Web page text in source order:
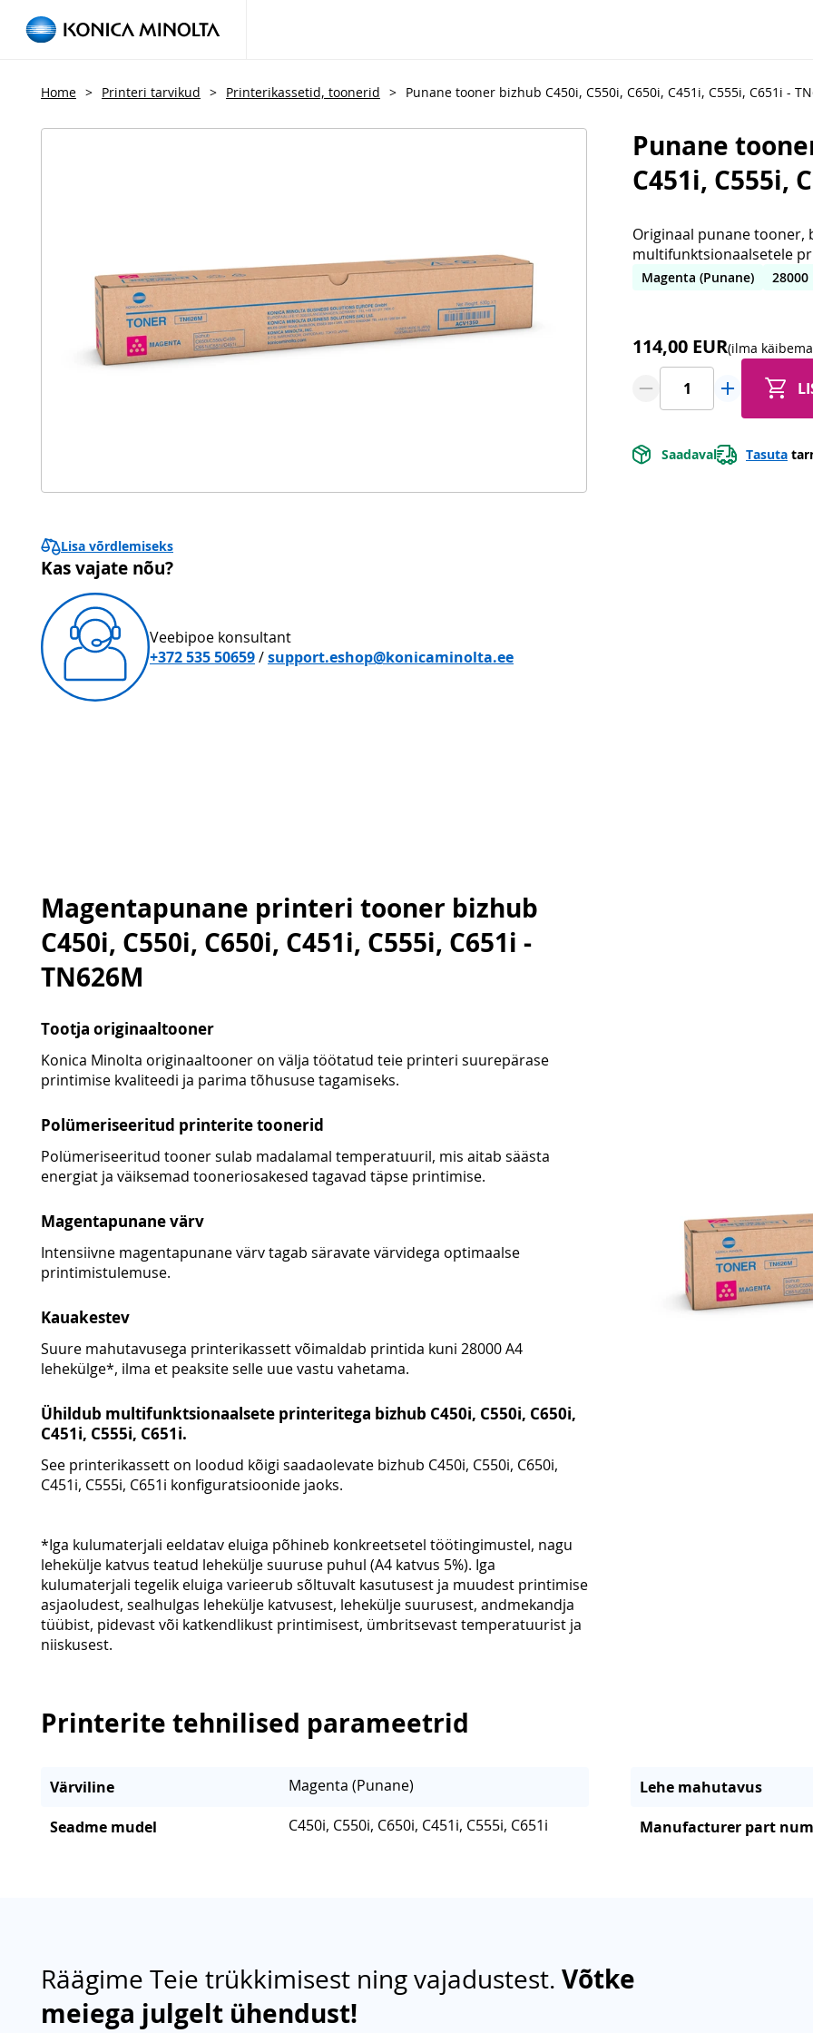
Home > Printeri tarvikud > Printerikassetid, toonerid > Punane tooner bizhub C450i, C550i, C650i, C451i, C555i, C651i -
Punane
C451i, C555i,
Originaal punane tooner,
multifunktsionaalsetele
Magenta (Punane) 28000
114,00 EUR(ilma
Saadaval Tasuta
Lisa võrdlemiseks
Kas vajate nõu?
Veebipoe konsultant
+372 535 50659/support.eshop@konicaminolta.ee
Magentapunane printeri tooner bizhub
C450i, C550i, C650i, C451i, C555i, C651i -
TN626M
Tootja originaaltooner
Konica Minolta originaaltooner on välja töötatud teie printeri suurepärase
printimise kvaliteedi ja parima tõhususe tagamiseks.
Polümeriseeritud printerite toonerid
Polümeriseeritud tooner sulab madalamal temperatuuril, mis aitab säästa
energiat ja väiksemad tooneriosakesed tagavad täpse printimise.
Magentapunane värv
Intensiivne magentapunane värv tagab säravate värvidega optimaalse
printimistulemuse.
Kauakestev
Suure mahutavusega printerikassett võimaldab printida kuni 28000 A4
lehekülge*, ilma et peaksite selle uue vastu vahetama.
Ühildub multifunktsionaalsete printeritega bizhub C450i, C550i, C650i,
C451i, C555i, C651i.
See printerikassett on loodud kõigi saadaolevate bizhub C450i, C550i, C650i,
C451i, C555i, C651i konfiguratsioonide jaoks.
*Iga kulumaterjali eeldatav eluiga põhineb konkreetsetel töötingimustel, nagu
lehekülje katvus teatud lehekülje suuruse puhul (A4 katvus 5%). Iga
kulumaterjali tegelik eluiga varieerub sõltuvalt kasutusest ja muudest printimise
asjaoludest, sealhulgas lehekülje katvusest, lehekülje suurusest, andmekandja
tüübist, pidevast või katkendlikust printimisest, ümbritsevast temperatuurist ja
niiskusest.
Printerite tehnilised parameetrid
Värviline Magenta (Punane)
Lehe mahutavus
Seadme mudel
C450i, C550i, C650i, C451i, C555i, C651i Manufacturer part
Räägime Teie trükkimisest ning vajadustest. Võtke
meiega julgelt ühendust!